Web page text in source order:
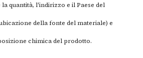
quantità, l'indirizzo e il Paese del
della fonte del materiale) e
chimica del prodotto.